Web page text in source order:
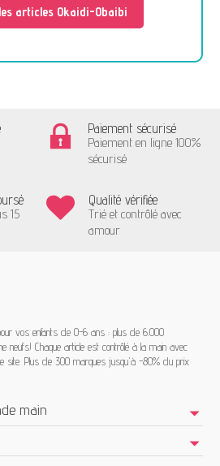
articles Okaidi-Obaibi
Paiement sécurisé
Paiement en ligne 100%
sécurisé
15
Qualité vérifiée
Trié et contrôlé avec
amour
vos enfants de 0-6 ans : plus de 6.000
neufs! Chaque article est contrôlé à la main avec
site. Plus de 300 marques jusqu'à -80% du prix
main